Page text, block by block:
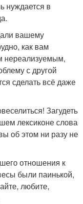
нуждается в
вашему
как вам
нереализуемым,
с другой
сделать всё даже
Загудеть
лексиконе слова
об этом ни разу не
отношения к
были паинькой,
любите,